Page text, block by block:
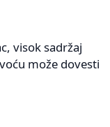
visok sadržaj
može dovesti